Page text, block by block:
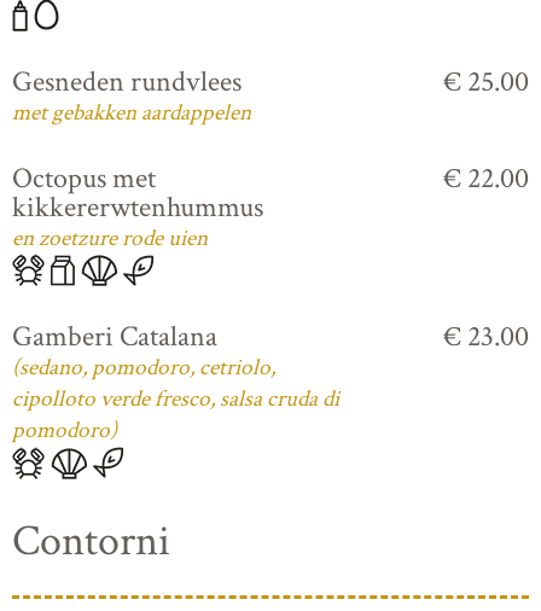
Gesneden rundvlees
met gebakken aardappelen
€ 25.00
Octopus met
kikkererwtenhummus
en zoetzure rode uien
€ 22.00
Gamberi Catalana
(sedano, pomodoro, cetriolo,
cipolloto verde fresco, salsa cruda di
pomodoro)
€ 23.00
Contorni